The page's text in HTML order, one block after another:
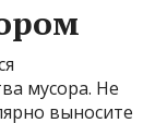
мусора. Не
выносите